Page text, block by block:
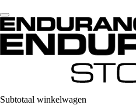
Subtotaal winkelwagen